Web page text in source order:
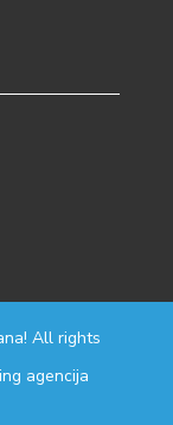
All rights
agencija